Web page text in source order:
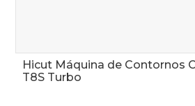
Hicut Máquina de Contornos
T8S Turbo